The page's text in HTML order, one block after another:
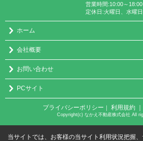
営業時間:10:00～18:00
定休日:火曜日、水曜日
ホーム
会社概要
お問い合わせ
PCサイト
プライバシーポリシー ｜ 利用規約
Copyright(c) なかえ不動産株式会社 All
当サイトでは、お客様の当サイト利用状況把握